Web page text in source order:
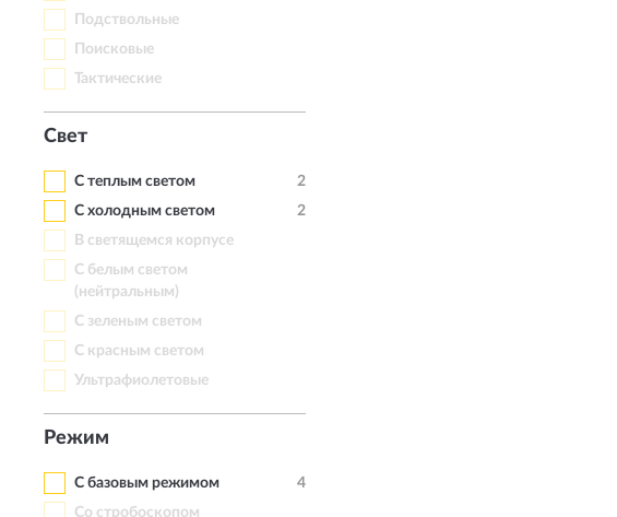
Подствольные
Поисковые
Тактические
Свет
С теплым светом
2
С холодным светом
2
В светящемся корпусе
С белым светом
(нейтральным)
С зеленым светом
С красным светом
Ультрафиолетовые
Режим
С базовым режимом
4
Со стробоскопом